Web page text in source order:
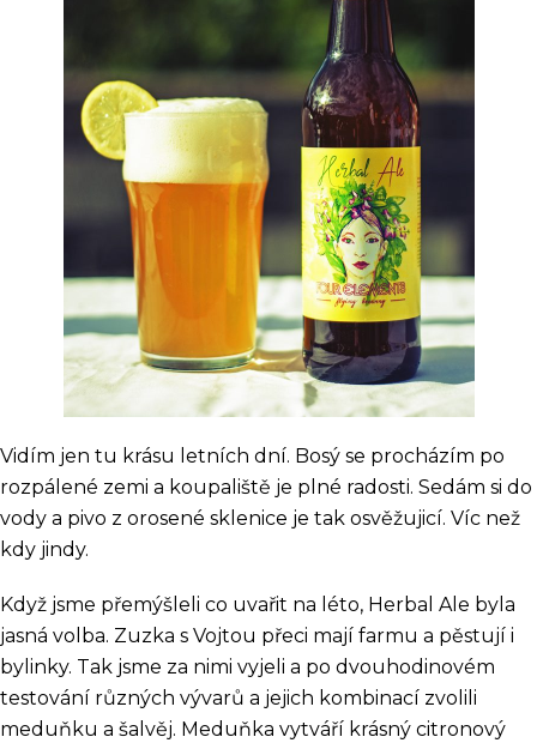
Vidím jen tu krásu letních dní. Bosý se procházím po
rozpálené zemi a koupaliště je plné radosti. Sedám si do
vody a pivo z orosené sklenice je tak osvěžujicí. Víc než
kdy jindy.
Když jsme přemýšleli co uvařit na léto, Herbal Ale byla
jasná volba. Zuzka s Vojtou přeci mají farmu a pěstují i
bylinky. Tak jsme za nimi vyjeli a po dvouhodinovém
testování různých vývarů a jejich kombinací zvolili
meduňku a šalvěj. Meduňka vytváří krásný citronový